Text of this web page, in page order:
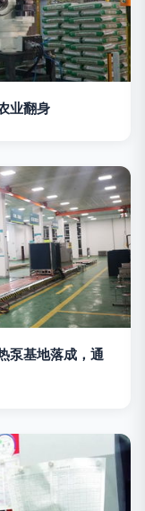
业翻身
泵基地落成，通